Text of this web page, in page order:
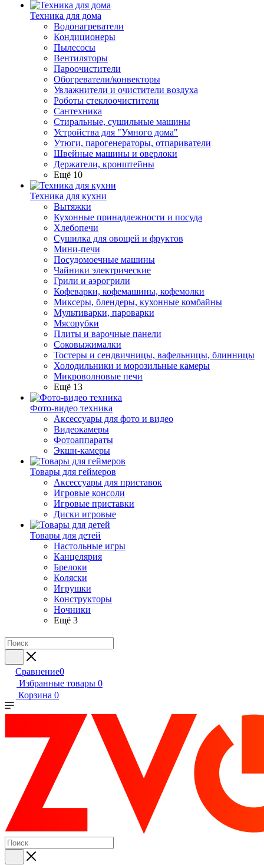
Техника для дома
Водонагреватели
Кондиционеры
Пылесосы
Вентиляторы
Пароочистители
Обогреватели/конвекторы
Увлажнители и очистители воздуха
Роботы стеклоочистители
Сантехника
Стиральные, сушильные машины
Устройства для "Умного дома"
Утюги, парогенераторы, отпариватели
Швейные машины и оверлоки
Держатели, кронштейны
Ещё 10
Техника для кухни
Вытяжки
Кухонные принадлежности и посуда
Хлебопечи
Сушилка для овощей и фруктов
Мини-печи
Посудомоечные машины
Чайники электрические
Грили и аэрогрили
Кофеварки, кофемашины, кофемолки
Миксеры, блендеры, кухонные комбайны
Мультиварки, пароварки
Мясорубки
Плиты и варочные панели
Соковыжималки
Тостеры и сендвичницы, вафельницы, блинницы
Холодильники и морозильные камеры
Микроволновые печи
Ещё 13
Фото-видео техника
Аксессуары для фото и видео
Видеокамеры
Фотоаппараты
Экшн-камеры
Товары для геймеров
Аксессуары для приставок
Игровые консоли
Игровые приставки
Диски игровые
Товары для детей
Настольные игры
Канцелярия
Брелоки
Коляски
Игрушки
Конструкторы
Ночники
Ещё 3
Сравнение0
Избранные товары 0
Корзина 0